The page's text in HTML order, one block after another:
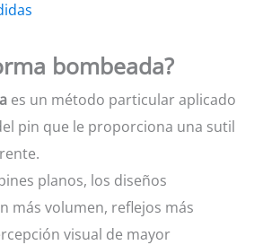
bombeada?
es un método particular aplicado
pin que le proporciona una sutil
planos, los diseños
más volumen, reflejos más
visual de mayor